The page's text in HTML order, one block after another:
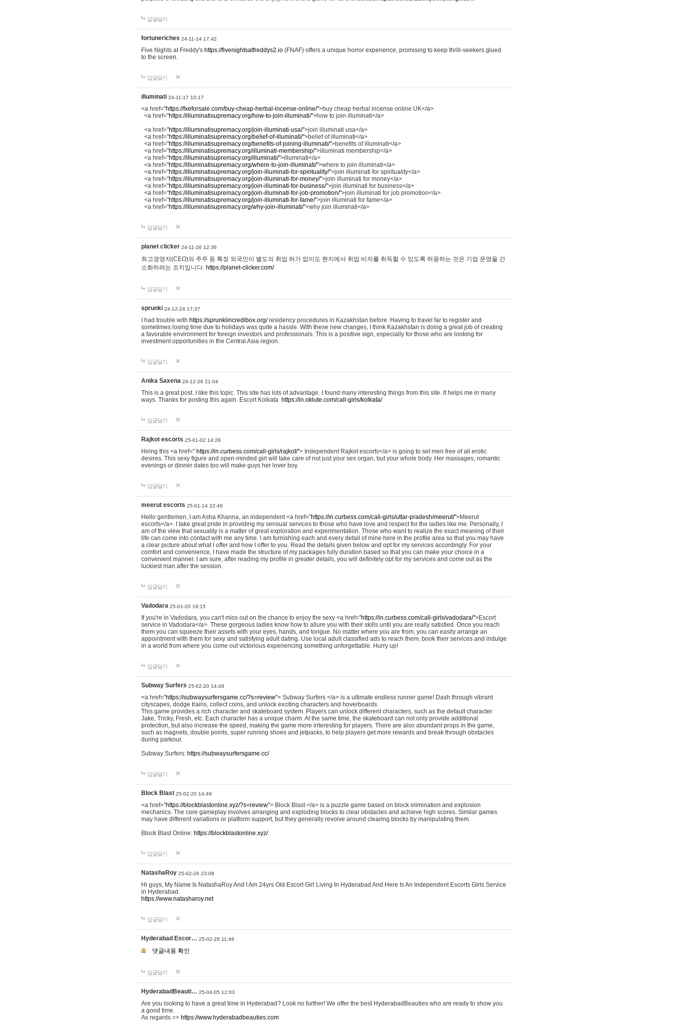
답글달기
fortuneriches 24-11-14 17:42
Five Nights at Freddy's https://fivenightsatfreddys2.io (FNAF) offers a unique horror experience, promising to keep thrill-seekers glued
to the screen.
답글달기
illuminati 24-11-17 10:17
<a href="https://fxeforsale.com/buy-cheap-herbal-incense-online/">buy cheap herbal incense online UK</a>
<a href="https://illuminatisupremacy.org/how-to-join-illuminati/">how to join illuminati</a>
<a href="https://illuminatisupremacy.org/join-illuminati-usa/">join illuminati usa</a>
<a href="https://illuminatisupremacy.org/belief-of-illuminati/">belief of illuminati</a>
<a href="https://illuminatisupremacy.org/benefits-of-joining-illuminati/">benefits of illuminati</a>
<a href="https://illuminatisupremacy.org/illuminati-membership/">illuminati membership</a>
<a href="https://illuminatisupremacy.org/illuminati/">illuminati</a>
<a href="https://illuminatisupremacy.org/where-to-join-illuminati/">where to join illuminati</a>
<a href="https://illuminatisupremacy.org/join-illuminati-for-spirituality/">join illuminati for spirituality</a>
<a href="https://illuminatisupremacy.org/join-illuminati-for-money/">join illuminati for money</a>
<a href="https://illuminatisupremacy.org/join-illuminati-for-business/">join illuminati for business</a>
<a href="https://illuminatisupremacy.org/join-illuminati-for-job-promotion/">join illuminati for job promotion</a>
<a href="https://illuminatisupremacy.org/join-illuminati-for-fame/">join illuminati for fame</a>
<a href="https://illuminatisupremacy.org/why-join-illuminati/">why join illuminati</a>
답글달기
planet clicker 24-11-26 12:36
최고경영자(CEO)와 주주 등 특정 외국인이 별도의 취업 허가 없이도 현지에서 취업 비자를 취득할 수 있도록 허용하는 것은 기업 운영을 간
소화하려는 조치입니다. https://planet-clicker.com/
답글달기
sprunki 24-12-24 17:37
I had trouble with https://sprunkiincredibox.org/residency procedures in Kazakhstan before. Having to travel far to register and
sometimes losing time due to holidays was quite a hassle. With these new changes, I think Kazakhstan is doing a great job of creating
a favorable environment for foreign investors and professionals. This is a positive sign, especially for those who are looking for
investment opportunities in the Central Asia region.
답글달기
Anika Saxena 24-12-26 21:04
This is a great post. I like this topic. This site has lots of advantage. I found many interesting things from this site. It helps me in many
ways. Thanks for posting this again. Escort Kolkata https://in.oklute.com/call-girls/kolkata/
답글달기
Rajkot escorts 25-01-02 14:28
Hiring this <a href=" https://in.curbess.com/call-girls/rajkot/"> Independent Rajkot escorts</a> is going to set men free of all erotic
desires. This sexy figure and open-minded girl will take care of not just your sex organ, but your whole body. Her massages, romantic
evenings or dinner dates too will make guys her lover boy.
답글달기
meerut escorts 25-01-14 22:46
Hello gentlemen, I am Asha Khanna, an independent <a href="https://in.curbess.com/call-girls/uttar-pradesh/meerut/">Meerut
escorts</a>. I take great pride in providing my sensual services to those who have love and respect for the ladies like me. Personally, I
am of the view that sexuality is a matter of great exploration and experimentation. Those who want to realize the exact meaning of their
life can come into contact with me any time. I am furnishing each and every detail of mine here in the profile area so that you may have
a clear picture about what I offer and how I offer to you. Read the details given below and opt for my services accordingly. For your
comfort and convenience, I have made the structure of my packages fully duration based so that you can make your choice in a
convenient manner. I am sure, after reading my profile in greater details, you will definitely opt for my services and come out as the
luckiest man after the session.
답글달기
Vadodara 25-01-20 19:15
If you're in Vadodara, you can't miss out on the chance to enjoy the sexy <a href="https://in.curbess.com/call-girls/vadodara/">Escort
service in Vadodara</a>. These gorgeous ladies know how to allure you with their skills until you are really satisfied. Once you reach
them you can squeeze their assets with your eyes, hands, and tongue. No matter where you are from, you can easily arrange an
appointment with them for sexy and satisfying adult dating. Use local adult classified ads to reach them, book their services and indulge
in a world from where you come out victorious experiencing something unforgettable. Hurry up!
답글달기
Subway Surfers 25-02-20 14:48
<a href=”https://subwaysurfersgame.cc/?s=review”> Subway Surfers </a> is a ultimate endless runner game! Dash through vibrant
cityscapes, dodge trains, collect coins, and unlock exciting characters and hoverboards.
This game provides a rich character and skateboard system. Players can unlock different characters, such as the default character
Jake, Tricky, Fresh, etc. Each character has a unique charm. At the same time, the skateboard can not only provide additional
protection, but also increase the speed, making the game more interesting for players. There are also abundant props in the game,
such as magnets, double points, super running shoes and jetpacks, to help players get more rewards and break through obstacles
during parkour.
Subway Surfers: https://subwaysurfersgame.cc/
답글달기
Block Blast 25-02-20 14:49
<a href=”https://blockblastonline.xyz/?s=review”> Block Blast </a> is a puzzle game based on block elimination and explosion
mechanics. The core gameplay involves arranging and exploding blocks to clear obstacles and achieve high scores. Similar games
may have different variations or platform support, but they generally revolve around clearing blocks by manipulating them.
Block Blast Online: https://blockblastonline.xyz/
답글달기
NatashaRoy 25-02-26 23:08
Hi guys, My Name Is NatashaRoy And I Am 24yrs Old Escort Girl Living In Hyderabad And Here Is An Independent Escorts Girls Service
in Hyderabad.
https://www.natasharoy.net
답글달기
Hyderabad Escor… 25-02-28 11:49
댓글내용 확인
답글달기
HyderabadBeauti… 25-04-05 12:03
Are you looking to have a great time in Hyderabad? Look no further! We offer the best HyderabadBeauties who are ready to show you
a good time.
As regards => https://www.hyderabadbeauties.com